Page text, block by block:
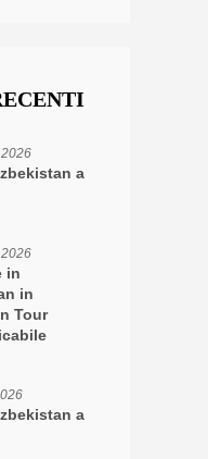
a
in
in
Tour
a